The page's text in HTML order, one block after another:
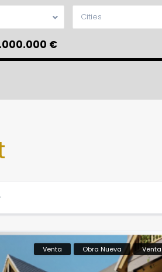
Cities
€
Venta Obra Nueva Venta